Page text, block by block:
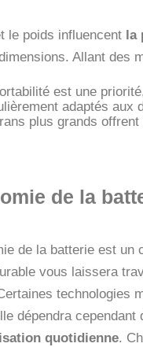
le poids influencent
Allant des
est une
adaptés aux
plus grands offrent
de la
de la batterie est
vous laissera
technologies
dépendra
quotidienne.